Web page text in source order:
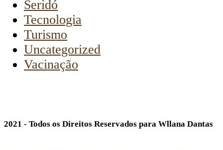
Seridó
Tecnologia
Turismo
Uncategorized
Vacinação
2021 - Todos os Direitos Reservados para Wllana Dantas